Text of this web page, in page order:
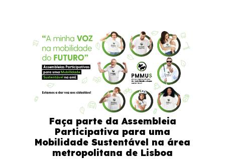
Faça parte da Assembleia
Participativa para uma
Mobilidade Sustentável na área
metropolitana de Lisboa